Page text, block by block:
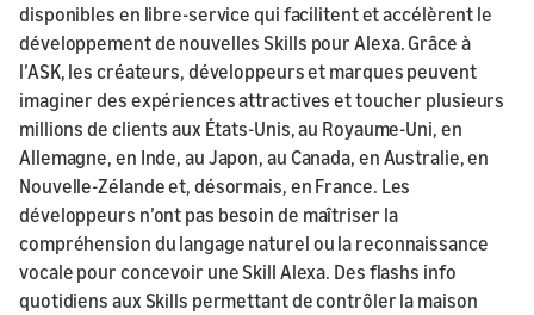
disponibles en libre-service qui facilitent et accélèrent le
développement de nouvelles Skills pour Alexa. Grâce à
l’ASK, les créateurs, développeurs et marques peuvent
imaginer des expériences attractives et toucher plusieurs
millions de clients aux États-Unis, au Royaume-Uni, en
Allemagne, en Inde, au Japon, au Canada, en Australie, en
Nouvelle-Zélande et, désormais, en France. Les
développeurs n’ont pas besoin de maîtriser la
compréhension du langage naturel ou la reconnaissance
vocale pour concevoir une Skill Alexa. Des flashs info
quotidiens aux Skills permettant de contrôler la maison